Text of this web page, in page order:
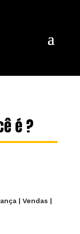
é ?
| Vendas |